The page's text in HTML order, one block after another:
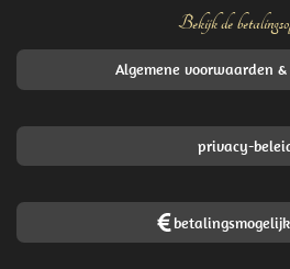
Bekijk de
Algemene voorwaarden
privacy-